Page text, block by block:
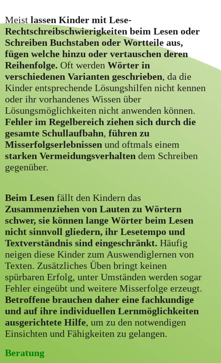
Meist lassen Kinder mit Lese-
Rechtschreibschwierigkeiten beim Lesen oder
Schreiben Buchstaben oder Wortteile aus,
fügen welche hinzu oder vertauschen deren
Reihenfolge. Oft werden Wörter in
verschiedenen Varianten geschrieben, da die
Kinder entsprechende Lösungshilfen nicht kennen
oder ihr vorhandenes Wissen über
Lösungsmöglichkeiten nicht anwenden können.
Fehler im Regelbereich ziehen sich durch die
gesamte Schullaufbahn, führen zu
Misserfolgserlebnissen und oftmals einem
starken Vermeidungsverhalten dem Schreiben
gegenüber.
Beim Lesen fällt den Kindern das
Zusammenziehen von Lauten zu Wörtern
schwer, sie können lange Wörter beim Lesen
nicht sinnvoll gliedern, ihr Lesetempo und
Textverständnis sind eingeschränkt. Häufig
neigen diese Kinder zum Auswendiglernen von
Texten. Zusätzliches Üben bringt keinen
spürbaren Erfolg, unter Umständen werden sogar
Fehler eingeübt und weitere Misserfolge erzeugt.
Betroffene brauchen daher eine fachkundige
und auf ihre individuellen Lernmöglichkeiten
ausgerichtete Hilfe, um zu den notwendigen
Einsichten und Fähigkeiten zu gelangen.
Beratung